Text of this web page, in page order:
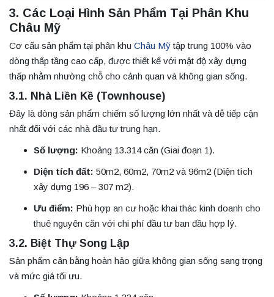
3. Các Loại Hình Sản Phẩm Tại Phân Khu
Châu Mỹ
Cơ cấu sản phẩm tại phân khu Châu Mỹtập trung 100% vào
dòng thấp tầng cao cấp, được thiết kế với mật độ xây dựng
thấp nhằm nhường chỗ cho cảnh quan và không gian sống.
3.1. Nhà Liền Kề (Townhouse)
Đây là dòng sản phẩm chiếm số lượng lớn nhất và dễ tiếp cận
nhất đối với các nhà đầu tư trung hạn.
Số lượng: Khoảng 13.314 căn (Giai đoạn 1).
Diện tích đất: 50m2, 60m2, 70m2 và 96m2 (Diện tích
xây dựng 196 – 307 m2).
Ưu điểm: Phù hợp an cư hoặc khai thác kinh doanh cho
thuê nguyên căn với chi phí đầu tư ban đầu hợp lý.
3.2. Biệt Thự Song Lập
Sản phẩm cân bằng hoàn hảo giữa không gian sống sang trọng
và mức giá tối ưu.